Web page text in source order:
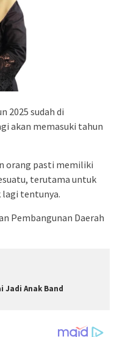
2025 sudah di
akan memasuki tahun
orang pasti memiliki
terutama untuk
tentunya.
Pembangunan Daerah
Jadi Anak Band